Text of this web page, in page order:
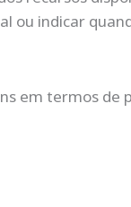
ou indicar
em termos de